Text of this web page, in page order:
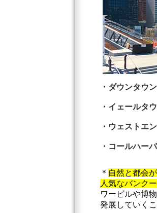
・ダウンタウン
・イェールタ
・ウェストエ
・コールハ
＊ 自然と都会
人気なバンク
ワービルや博
発展していく